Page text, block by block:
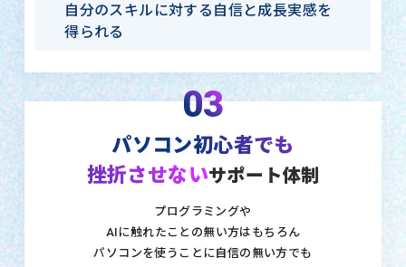
自分のスキルに対する自信と成長実感を
得られる
03
パソコン初心者でも
挫折させないサポート体制
プログラミングや
AIに触れたことの無い方はもちろん
パソコンを使うことに自信の無い方でも